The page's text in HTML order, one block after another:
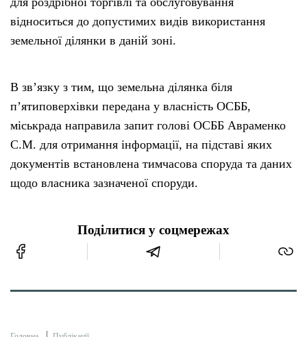
відноситься до допустимих видів використання
земельної ділянки в даній зоні.
В зв’язку з тим, що земельна ділянка біля
п’ятиповерхівки передана у власність ОСББ,
міськрада направила запит голові ОСББ Авраменко
С.М. для отримання інформації, на підставі яких
документів встановлена тимчасова споруда та даних
щодо власника зазначеної споруди.
Поділитися у соцмережах